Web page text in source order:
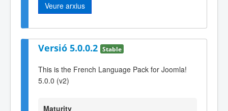
Veure arxius
Versió 5.0.0.2 Stable
This is the French Language Pack for Joomla!
5.0.0 (v2)
Maturity